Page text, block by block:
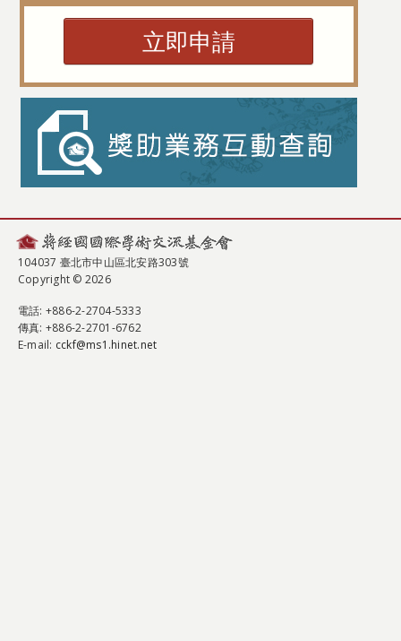
立即申請
104037 臺北市中山區北安路303號
Copyright © 2026
電話: +886-2-2704-5333
傳真: +886-2-2701-6762
E-mail: cckf@ms1.hinet.net